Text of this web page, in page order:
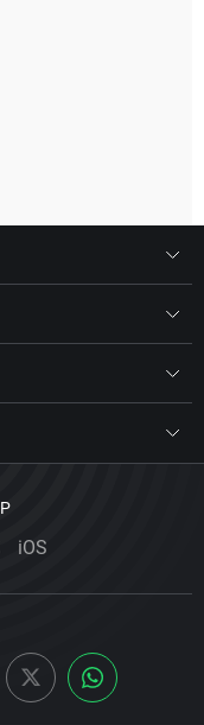
iOS